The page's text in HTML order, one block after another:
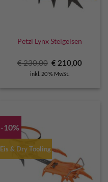
Petzl Lynx Steigeisen
€230,00 Ursprünglicher
war:
€ 210,00
inkl. 20 % MwSt.
-10%
Eis & Dry Tooling